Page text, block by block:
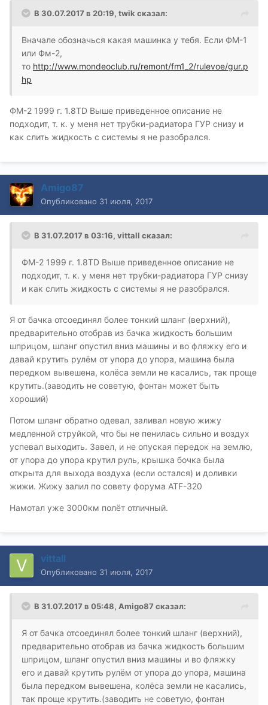
В 30.07.2017 в 20:19, twik сказал:
Вначале обозначься какая машинка у тебя. Если ФМ-1
или Фм-2,
то http://www.mondeoclub.ru/remont/fm1_2/rulevoe/gur.p
hp
ФМ-2 1999 г. 1.8TD Выше приведенное описание не
подходит, т. к. у меня нет трубки-радиатора ГУР снизу и
как слить жидкость с системы я не разобрался.
Amigo87
Опубликовано 31 июля, 2017
В 31.07.2017 в 03:16, vittall сказал:
ФМ-2 1999 г. 1.8TD Выше приведенное описание не
подходит, т. к. у меня нет трубки-радиатора ГУР снизу
и как слить жидкость с системы я не разобрался.
Я от бачка отсоединял более тонкий шланг (верхний),
предварительно отобрав из бачка жидкость большим
шприцом, шланг опустил вниз машины и во фляжку его и
давай крутить рулём от упора до упора, машина была
передком вывешена, колёса земли не касались, так проще
крутить.(заводить не советую, фонтан может быть
хороший)
Потом шланг обратно одевал, заливал новую жижу
медленной струйкой, что бы не пенилась сильно и воздух
успевал выходить. Завел, и не опуская передок на землю,
от упора до упора крутил руль, крышка бочка была
открыта для выхода воздуха (если остался) и доливки
жижи. Жижу залил по совету форума ATF-320
Намотал уже 3000км полёт отличный.
vittall
Опубликовано 31 июля, 2017
В 31.07.2017 в 05:48, Amigo87 сказал:
Я от бачка отсоединял более тонкий шланг (верхний),
предварительно отобрав из бачка жидкость большим
шприцом, шланг опустил вниз машины и во фляжку
его и давай крутить рулём от упора до упора, машина
была передком вывешена, колёса земли не касались,
так проще крутить.(заводить не советую, фонтан